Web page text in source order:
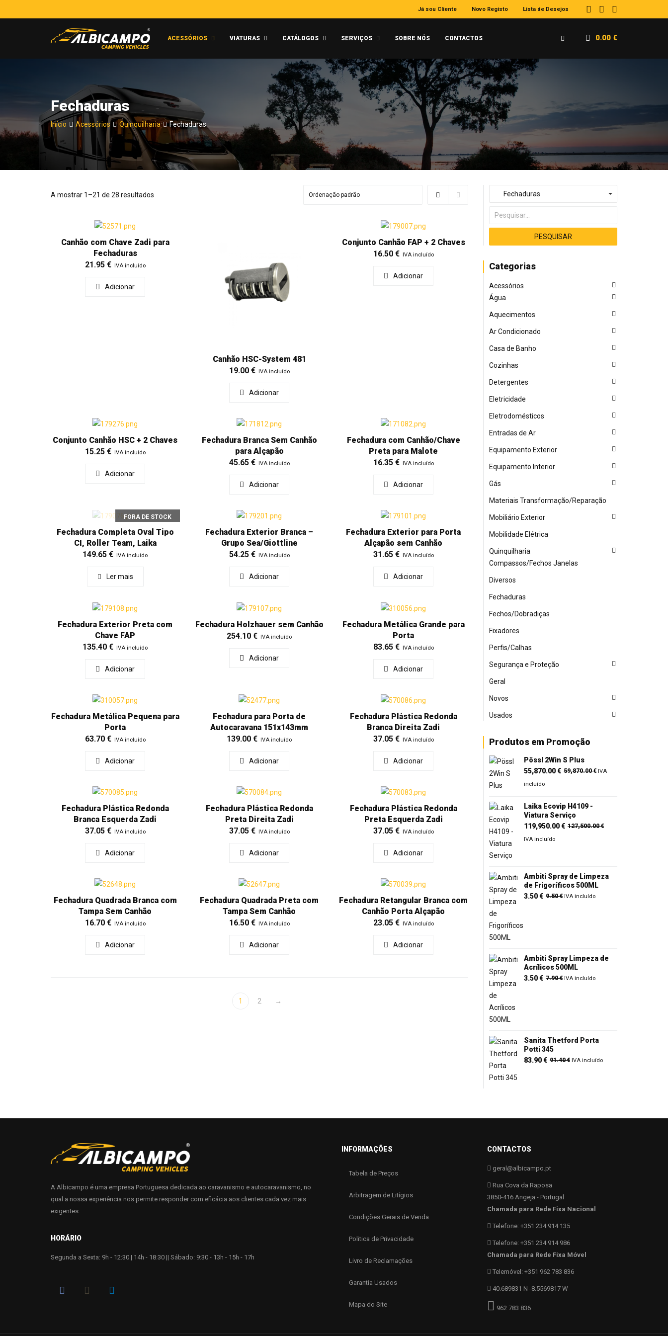
Já sou Cliente Novo Registo Lista de Desejos
ACESSÓRIOS VIATURAS CATÁLOGOS SERVIÇOS SOBRE NÓS CONTACTOS 0.00 €
Fechaduras
Início Acessórios Quinquilharia Fechaduras
A mostrar 1–21 de 28 resultados
Canhão com Chave Zadi para
Fechaduras
21.95 € IVA incluído
Adicionar
Canhão HSC-System 481
19.00 € IVA incluído
Adicionar
Conjunto Canhão FAP + 2 Chaves
16.50 € IVA incluído
Adicionar
Conjunto Canhão HSC + 2 Chaves
15.25 € IVA incluído
Adicionar
Fechadura Branca Sem Canhão
para Alçapão
45.65 € IVA incluído
Adicionar
Fechadura com Canhão/Chave
Preta para Malote
16.35 € IVA incluído
Adicionar
FORA DE STOCK
Fechadura Completa Oval Tipo
CI, Roller Team, Laika
149.65€ IVA incluído
Ler mais
Fechadura Exterior Branca –
Grupo Sea/Giottline
54.25 € IVA incluído
Adicionar
Fechadura Exterior para Porta
Alçapão sem Canhão
31.65 € IVA incluído
Adicionar
Fechadura Exterior Preta com
Chave FAP
135.40€ IVA incluído
Adicionar
Fechadura Holzhauer sem Canhão
254.10€ IVA incluído
Adicionar
Fechadura Metálica Grande para
Porta
83.65 € IVA incluído
Adicionar
Fechadura Metálica Pequena para
Porta
63.70 € IVA incluído
Adicionar
Fechadura para Porta de
Autocaravana 151x143mm
139.00€ IVA incluído
Adicionar
Fechadura Plástica Redonda
Branca Direita Zadi
37.05 € IVA incluído
Adicionar
Fechadura Plástica Redonda
Branca Esquerda Zadi
37.05 € IVA incluído
Adicionar
Fechadura Plástica Redonda
Preta Direita Zadi
37.05 € IVA incluído
Adicionar
Fechadura Plástica Redonda
Preta Esquerda Zadi
37.05 € IVA incluído
Adicionar
Fechadura Quadrada Branca com
Tampa Sem Canhão
16.70 € IVA incluído
Adicionar
Fechadura Quadrada Preta com
Tampa Sem Canhão
16.50 € IVA incluído
Adicionar
Fechadura Retangular Branca com
Canhão Porta Alçapão
23.05 € IVA incluído
Adicionar
1 2 →
Categorias
Acessórios
Água
Aquecimentos
Ar Condicionado
Casa de Banho
Cozinhas
Detergentes
Eletricidade
Eletrodomésticos
Entradas de Ar
Equipamento Exterior
Equipamento Interior
Gás
Materiais Transformação/Reparação
Mobiliário Exterior
Mobilidade Elétrica
Quinquilharia
Compassos/Fechos Janelas
Diversos
Fechaduras
Fechos/Dobradiças
Fixadores
Perfis/Calhas
Segurança e Proteção
Geral
Novos
Usados
Produtos em Promoção
Pössl 2Win S Plus
59,870.00€ O
55,870.00€
O
IVA
incluído
Laika Ecovip H4109 -
Viatura Serviço
127,500.00€O
119,950.00€
O
IVA incluído
Ambiti Spray de Limpeza
de Frigoríficos 500ML
9.50€ O
3.50€
O
IVA incluído
Ambiti Spray Limpeza de
Acrílicos 500ML
7.90€ O
3.50€
O
IVA incluído
Sanita Thetford Porta
Potti 345
91.40€ O
83.90€
O
IVA incluído
A Albicampo é uma empresa Portuguesa dedicada ao caravanismo e autocaravanismo, no
qual a nossa experiência nos permite responder com eficácia aos clientes cada vez mais
exigentes.
HORÁRIO
Segunda a Sexta: 9h - 12:30 | 14h - 18:30 || Sábado: 9:30 - 13h - 15h - 17h
INFORMAÇÕES
Tabela de Preços
Arbitragem de Litígios
Condições Gerais de Venda
Politica de Privacidade
Livro de Reclamações
Garantia Usados
Mapa do Site
CONTACTOS
geral@albicampo.pt
Rua Cova da Raposa
3850-416 Angeja - Portugal
Chamada para Rede Fixa Nacional
Telefone: +351 234 914 135
Telefone: +351 234 914 986
Chamada para Rede Fixa Móvel
Telemóvel: +351 962 783 836
40.689831 N -8.5569817 W
962 783 836